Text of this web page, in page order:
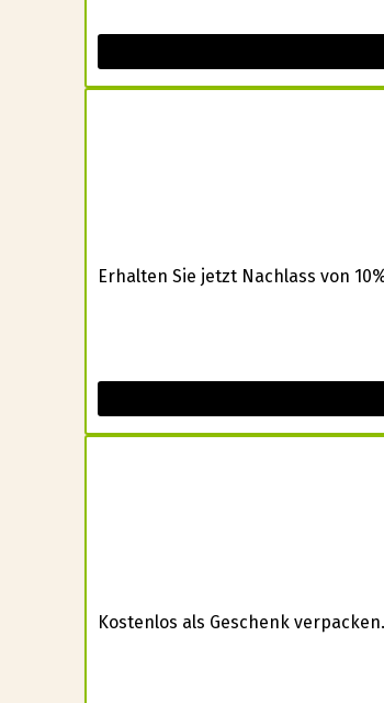
Erhalten Sie jetzt Nachlass von
Kostenlos als Geschenk